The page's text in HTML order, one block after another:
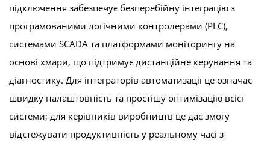
підключення забезпечує безперебійну інтеграцію з
програмованими логічними контролерами (PLC),
системами SCADA та платформами моніторингу на
основі хмари, що підтримує дистанційне керування та
діагностику. Для інтеграторів автоматизації це означає
швидку налаштовність та простішу оптимізацію всієї
системи; для керівників виробництв це дає змогу
відстежувати продуктивність у реальному часі з